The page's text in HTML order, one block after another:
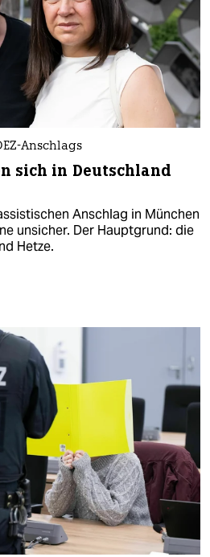
Anschlags
sich in Deutschland
Anschlag in München
unsicher. Der Hauptgrund: die
Hetze.